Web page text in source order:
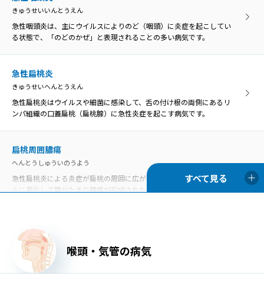
きゅうせいいんとうえん
急性咽頭炎は、主にウイルスによりのど（咽頭）に炎症を起こしてい
る状態で、「のどのかぜ」と表現されることの多い病気です。
急性扁桃炎
きゅうせいへんとうえん
急性扁桃炎はウイルスや細菌に感染して、舌の付け根の両側にあるリ
ンパ組織の口蓋扁桃（扁桃腺）に急性炎症を起こす病気です。
扁桃周囲膿瘍
へんとうしゅういのうよう
急性扁桃炎による炎症が扁桃の周囲に広がったものを扁桃周囲炎、さ
らに悪化して膿がたまり膿瘍が形成された状態を扁桃周囲膿瘍といい
口内炎
こうないえん
口内炎は、口の中の粘膜に炎症を起こす病気の総称です。口の中の痛
みや不快感が主な症状です。
喉頭・気管の病気